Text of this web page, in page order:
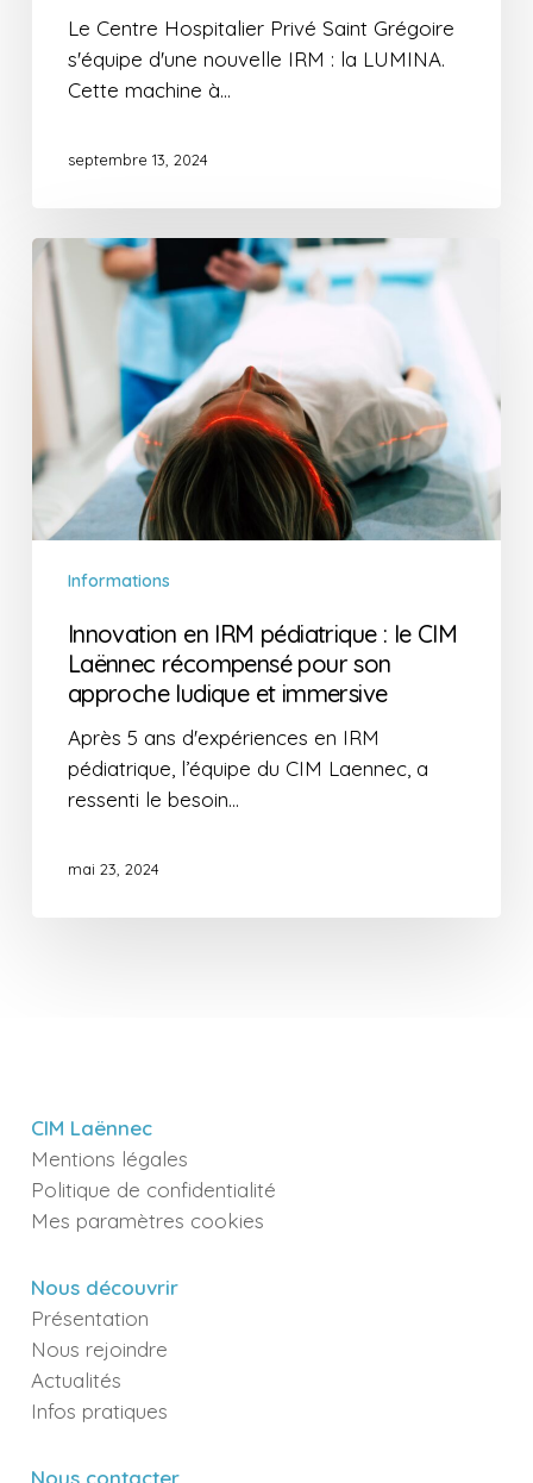
Le Centre Hospitalier Privé Saint Grégoire
s'équipe d'une nouvelle IRM : la LUMINA.
Cette machine à…
septembre 13, 2024
Innovation
en
IRM
pédiatrique
Laënnec
récompensé
pour
approche
ludique
immersive
Informations
Innovation en IRM pédiatrique : le CIM
Laënnec récompensé pour son
approche ludique et immersive
Après 5 ans d'expériences en IRM
pédiatrique, l’équipe du CIM Laennec, a
ressenti le besoin…
mai 23, 2024
CIM Laënnec
Mentions légales
Politique de confidentialité
Mes paramètres cookies
Nous découvrir
Présentation
Nous rejoindre
Actualités
Infos pratiques
Nous contacter